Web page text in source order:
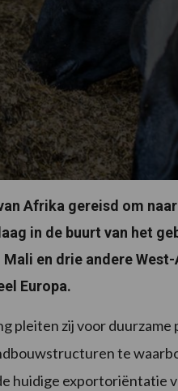
Afrika gereisd om
in de buurt van het
en drie andere
Europa.
pleiten zij voor
te
huidige exportoriëntatie